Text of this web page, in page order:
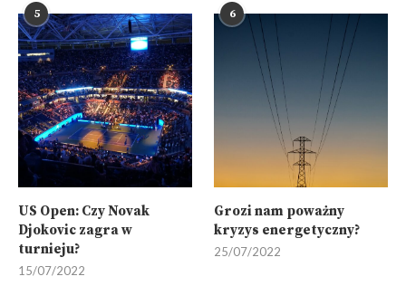
5
US Open: Czy Novak
Djokovic zagra w
turnieju?
15/07/2022
6
Grozi nam poważny
kryzys energetyczny?
25/07/2022